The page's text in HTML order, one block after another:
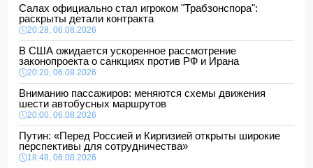
Салах официально стал игроком "Трабзонспора":
раскрыты детали контракта
20:28, 06.08.2026
В США ожидается ускоренное рассмотрение
законопроекта о санкциях против РФ и Ирана
20:20, 06.08.2026
Вниманию пассажиров: меняются схемы движения
шести автобусных маршрутов
20:00, 06.08.2026
Путин: «Перед Россией и Киргизией открыты широкие
перспективы для сотрудничества»
18:48, 06.08.2026